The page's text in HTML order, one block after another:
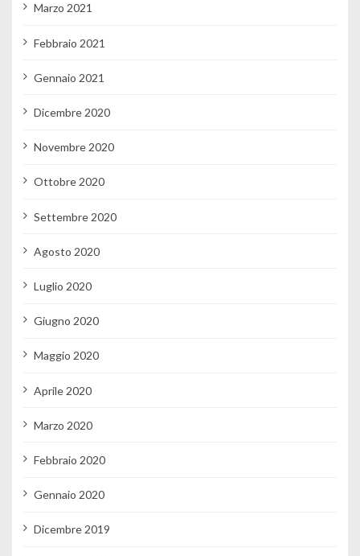
Marzo 2021
Febbraio 2021
Gennaio 2021
Dicembre 2020
Novembre 2020
Ottobre 2020
Settembre 2020
Agosto 2020
Luglio 2020
Giugno 2020
Maggio 2020
Aprile 2020
Marzo 2020
Febbraio 2020
Gennaio 2020
Dicembre 2019